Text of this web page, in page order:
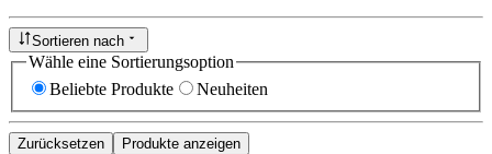
Sortieren nach
Wähle eine Sortierungsoption
Beliebte Produkte
Neuheiten
Zurücksetzen
Produkte anzeigen